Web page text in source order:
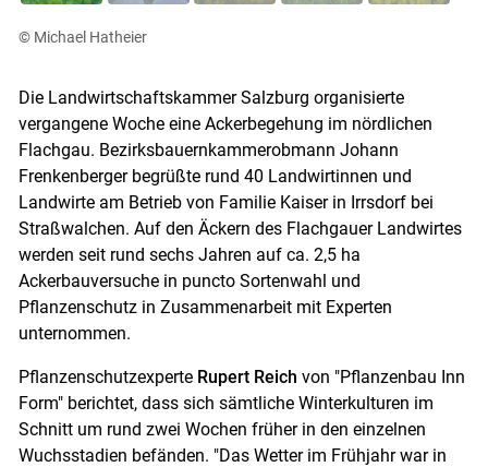
© Michael Hatheier
Die Landwirtschaftskammer Salzburg organisierte
vergangene Woche eine Ackerbegehung im nördlichen
Flachgau. Bezirksbauernkammerobmann Johann
Frenkenberger begrüßte rund 40 Landwirtinnen und
Landwirte am Betrieb von Familie Kaiser in Irrsdorf bei
Straßwalchen. Auf den Äckern des Flachgauer Landwirtes
werden seit rund sechs Jahren auf ca. 2,5 ha
Ackerbauversuche in puncto Sortenwahl und
Pflanzenschutz in Zusammenarbeit mit Experten
unternommen.
Pflanzenschutzexperte Rupert Reich von "Pflanzenbau Inn
Form" berichtet, dass sich sämtliche Winterkulturen im
Schnitt um rund zwei Wochen früher in den einzelnen
Wuchsstadien befänden. "Das Wetter im Frühjahr war in